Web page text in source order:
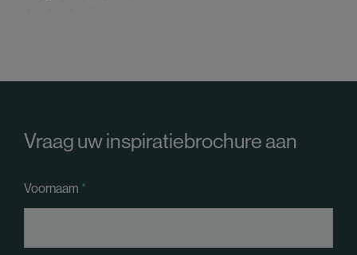
Vraag uw inspiratiebrochure aan
Voornaam